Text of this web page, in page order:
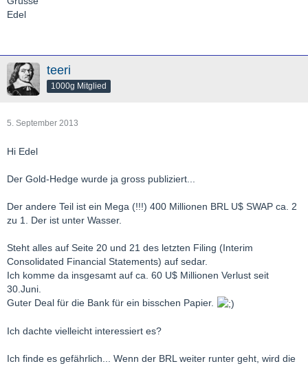
Edel
teeri
1000g Mitglied
5. September 2013
Hi Edel
Der Gold-Hedge wurde ja gross publiziert...
Der andere Teil ist ein Mega (!!!) 400 Millionen BRL U$ SWAP ca. 2
zu 1. Der ist unter Wasser.
Steht alles auf Seite 20 und 21 des letzten Filing (Interim
Consolidated Financial Statements) auf sedar.
Ich komme da insgesamt auf ca. 60 U$ Millionen Verlust seit
30.Juni.
Guter Deal für die Bank für ein bisschen Papier.
Ich dachte vielleicht interessiert es?
Ich finde es gefährlich... Wenn der BRL weiter runter geht, wird die